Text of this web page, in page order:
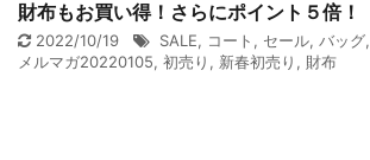
財布もお買い得！さらにポイント５倍！
2022/10/19 SALE, コート , セール, バッグ,
メルマガ20220105, 初売り , 新春初売り , 財布